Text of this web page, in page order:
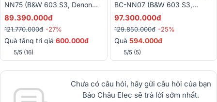
NN75 (B&W 603 S3, Denon
PMA 1700NE, DAC + Network
89.390.000đ
121.770.000đ -27%
Quà tặng trị giá 600.000đ
5/5 (16)
BC-NN07 (B&W 603 S3,
Denon PMA 1700NE, Denon
97.300.000đ
129.850.000đ -25%
Quà 594.000đ
5/5 (5)
Chưa có câu hỏi, hãy gửi câu hỏi của bạn
Bảo Châu Elec sẽ trả lời sớm nhất.